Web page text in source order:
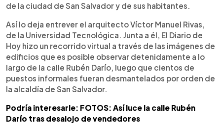
de la ciudad de San Salvador y de sus habitantes.
Así lo deja entrever el arquitecto Víctor Manuel Rivas,
de la Universidad Tecnológica. Junta a él, El Diario de
Hoy hizo un recorrido virtual a través de las imágenes de
edificios que es posible observar detenidamente a lo
largo de la calle Rubén Darío, luego que cientos de
puestos informales fueran desmantelados por orden de
la alcaldía de San Salvador.
Podría interesarle: FOTOS: Así luce la calle Rubén
Darío tras desalojo de vendedores